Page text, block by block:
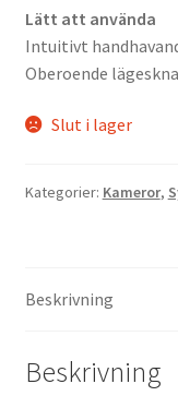
Lätt att använda
Intuitivt
Oberoende
Slut i lager
Kategorier: Kameror,
Beskrivning
Beskrivning